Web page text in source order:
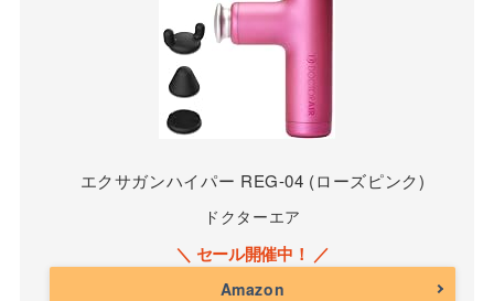
エクサガンハイパー REG-04 (ローズピンク)
ドクターエア
Amazon